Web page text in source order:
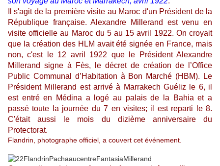
Il s'agit de la première visite au Maroc d'un Président de la
République française. Alexandre Millerand est venu en
visite officielle au Maroc du 5 au 15 avril 1922. On croyait
que la création des HLM avait été signée en France, mais
non, c'est le 12 avril 1922 que le Président Alexandre
Millerand signe à Fès, le décret de création de l’Office
Public Communal d’Habitation à Bon Marché (HBM). Le
Président Millerand est arrivé à Marrakech Guéliz le 6, il
est entré en Médina a logé au palais de la Bahia et a
passé toute la journée du 7 en visites; il est reparti le 8.
C'était aussi le mois du dizième anniversaire du
Protectorat.
Flandrin, photographe officiel, a couvert cet événement.